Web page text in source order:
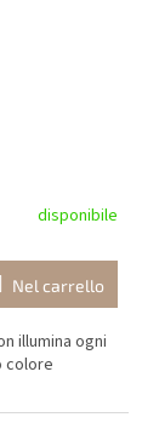
disponibile
Nel carrello
illumina ogni
colore